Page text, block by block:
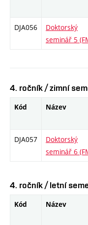
DJA056
Doktorský
seminář 5
4. ročník / zimní
Kód Název
DJA057
Doktorský
seminář 6
4. ročník / letní
Kód Název